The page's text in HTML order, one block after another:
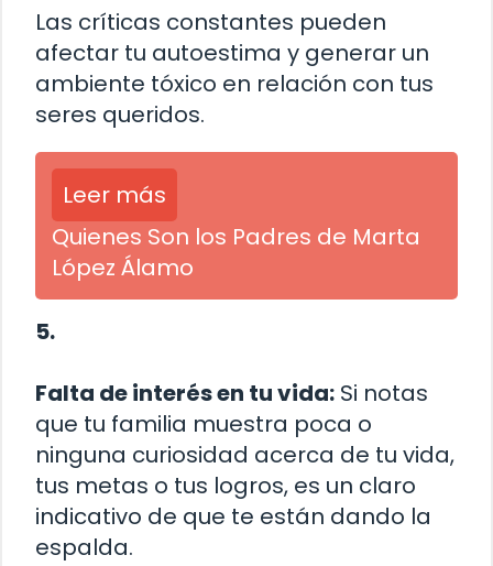
Las críticas constantes pueden
afectar tu autoestima y generar un
ambiente tóxico en relación con tus
seres queridos.
Leer más
Quienes Son los Padres de Marta
López Álamo
5.
Falta de interés en tu vida: Si notas
que tu familia muestra poca o
ninguna curiosidad acerca de tu vida,
tus metas o tus logros, es un claro
indicativo de que te están dando la
espalda.